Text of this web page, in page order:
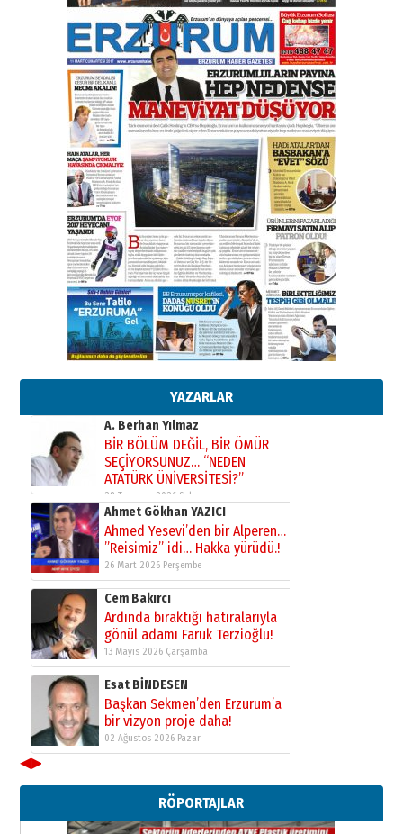
YAZARLAR
Esat BİNDESEN
Başkan Sekmen’den Erzurum’a
bir vizyon proje daha!
02 Ağustos 2026 Pazar
Kadir SABUNCUOĞLU
Erzurumspor’un köşe taşları
29 Haziran 2026 Pazartesi
Kenan GÜLERCİ
Murat Şahsuvaroğlu ERKON’da
çıtayı yukarı taşırken,
yönetimdekiler aşağı
çekmemeli!
17 Şubat 2026 SalıOrhan BOZKURT
Bir fotoğraf, bir şehir, bir
gazeteci… Dizginler kimin
A. Berhan Yılmaz
BİR BÖLÜM DEĞİL, BİR ÖMÜR
SEÇİYORSUNUZ… “NEDEN
ATATÜRK ÜNİVERSİTESİ?”
28 Temmuz 2026 Salı
Ahmet Gökhan YAZICI
Ahmed Yesevi’den bir Alperen…
”Reisimiz” idi… Hakka yürüdü.!
26 Mart 2026 Perşembe
Cem Bakırcı
Ardında bıraktığı hatıralarıyla
gönül adamı Faruk Terzioğlu!
13 Mayıs 2026 Çarşamba
Esat BİNDESEN
Başkan Sekmen’den Erzurum’a
bir vizyon proje daha!
02 Ağustos 2026 Pazar
Erzurumspor’un köşe taşları
29 Haziran 2026 Pazartesi
◀▶
RÖPORTAJLAR